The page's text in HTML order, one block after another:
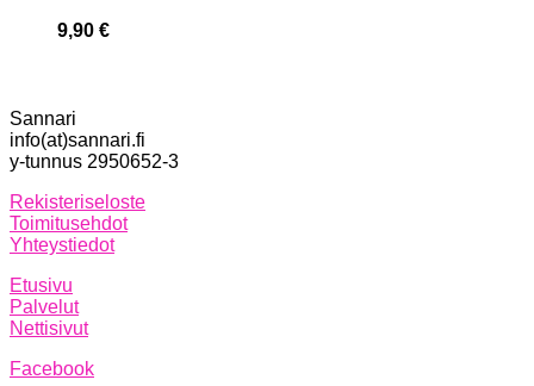
9,90 €
Sannari
info(at)sannari.fi
y-tunnus 2950652-3
Rekisteriseloste
Toimitusehdot
Yhteystiedot
Etusivu
Palvelut
Nettisivut
Facebook